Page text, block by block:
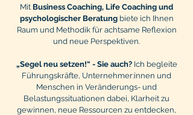
Mit Business Coaching, Life Coaching und
psychologischer Beratungbiete ich Ihnen
Raum und Methodik für achtsame Reflexion
und neue Perspektiven.
„Segel neu setzen!“ - Sie auch?Ich begleite
Führungskräfte, Unternehmer:innen und
Menschen in Veränderungs- und
Belastungssituationen dabei, Klarheit zu
gewinnen, neue Ressourcen zu entdecken,